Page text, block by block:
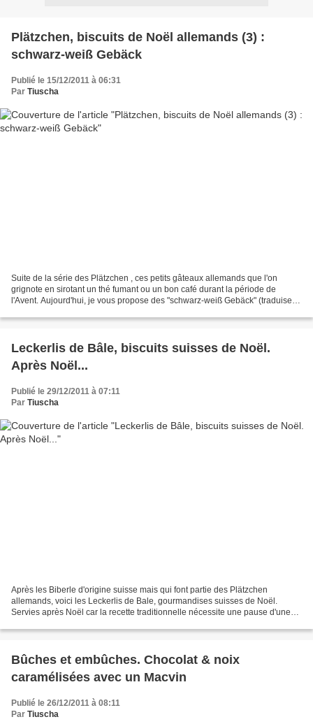
Plätzchen, biscuits de Noël allemands (3) :
schwarz-weiß Gebäck
Publié le 15/12/2011 à 06:31
Par Tiuscha
Suite de la série des Plätzchen , ces petits gâteaux allemands que l'on
grignote en sirotant un thé fumant ou un bon café durant la période de
l'Avent. Aujourd'hui, je vous propose des "schwarz-weiß Gebäck" (traduisez
Leckerlis de Bâle, biscuits suisses de Noël.
Après Noël...
Publié le 29/12/2011 à 07:11
Par Tiuscha
Après les Biberle d'origine suisse mais qui font partie des Plätzchen
allemands, voici les Leckerlis de Bale, gourmandises suisses de Noël.
Servies après Noël car la recette traditionnelle nécessite une pause d'une
Bûches et embûches. Chocolat & noix
caramélisées avec un Macvin
Publié le 26/12/2011 à 08:11
Par Tiuscha